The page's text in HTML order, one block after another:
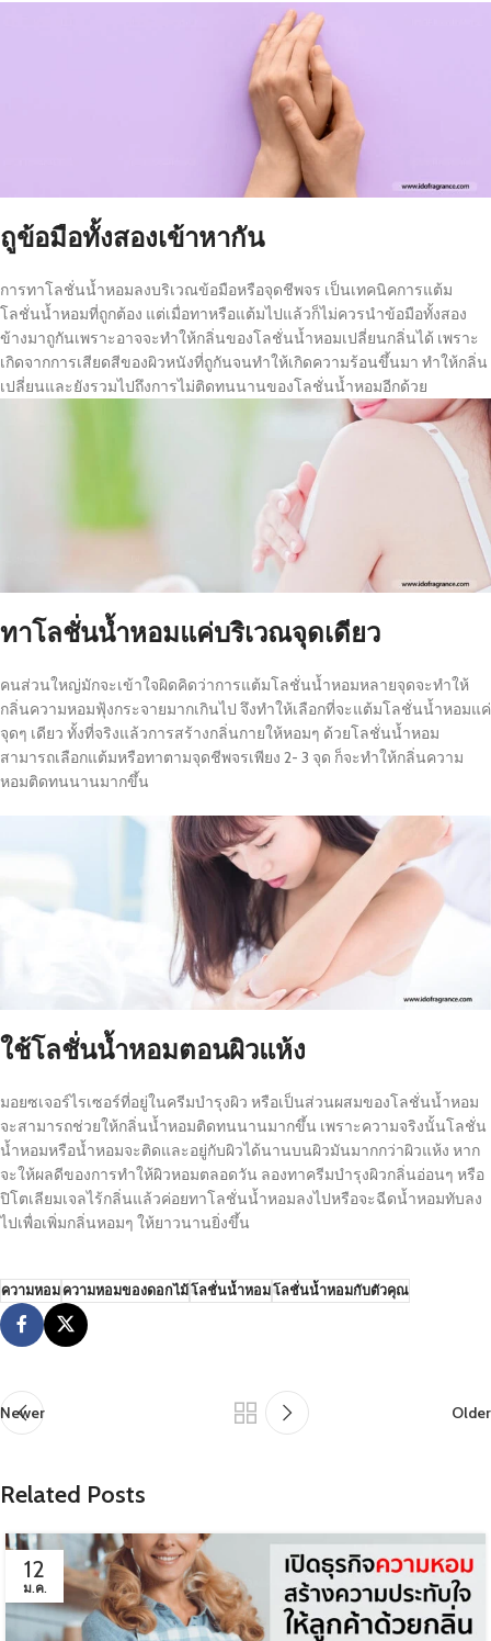
ถูข้อมือทั้งสองเข้าหากัน
การทาโลชั่นน้ำหอมลงบริเวณข้อมือหรือจุดชีพจร เป็นเทคนิคการแต้ม
โลชั่นน้ำหอมที่ถูกต้อง แต่เมื่อทาหรือแต้มไปแล้วก็ไม่ควรนำข้อมือทั้งสอง
ข้างมาถูกันเพราะอาจจะทำให้กลิ่นของโลชั่นน้ำหอมเปลี่ยนกลิ่นได้ เพราะ
เกิดจากการเสียดสีของผิวหนังที่ถูกันจนทำให้เกิดความร้อนขึ้นมา ทำให้กลิ่น
เปลี่ยนและยังรวมไปถึงการไม่ติดทนนานของโลชั่นน้ำหอมอีกด้วย
ทาโลชั่นน้ำหอมแค่บริเวณจุดเดียว
คนส่วนใหญ่มักจะเข้าใจผิดคิดว่าการแต้มโลชั่นน้ำหอมหลายจุดจะทำให้
กลิ่นความหอมฟุ้งกระจายมากเกินไป จึงทำให้เลือกที่จะแต้มโลชั่นน้ำหอมแค่
จุดๆ เดียว ทั้งที่จริงแล้วการสร้างกลิ่นกายให้หอมๆ ด้วยโลชั่นน้ำหอม
สามารถเลือกแต้มหรือทาตามจุดชีพจรเพียง 2- 3 จุด ก็จะทำให้กลิ่นความ
หอมติดทนนานมากขึ้น
ใช้โลชั่นน้ำหอมตอนผิวแห้ง
มอยซเจอร์ไรเซอร์ที่อยู่ในครีมบำรุงผิว หรือเป็นส่วนผสมของโลชั่นน้ำหอม
จะสามารถช่วยให้กลิ่นน้ำหอมติดทนนานมากขึ้น เพราะความจริงนั้นโลชั่น
น้ำหอมหรือน้ำหอมจะติดและอยู่กับผิวได้นานบนผิวมันมากกว่าผิวแห้ง หาก
จะให้ผลดีของการทำให้ผิวหอมตลอดวัน ลองทาครีมบำรุงผิวกลิ่นอ่อนๆ หรือ
ปิโตเลียมเจลไร้กลิ่นแล้วค่อยทาโลชั่นน้ำหอมลงไปหรือจะฉีดน้ำหอมทับลง
ไปเพื่อเพิ่มกลิ่นหอมๆ ให้ยาวนานยิ่งขึ้น
ความหอมความหอมของดอกไม้โลชั่นน้ำหอมโลชั่นน้ำหอมกับตัวคุณ
Newer Older
Related Posts
12
ม.ค.